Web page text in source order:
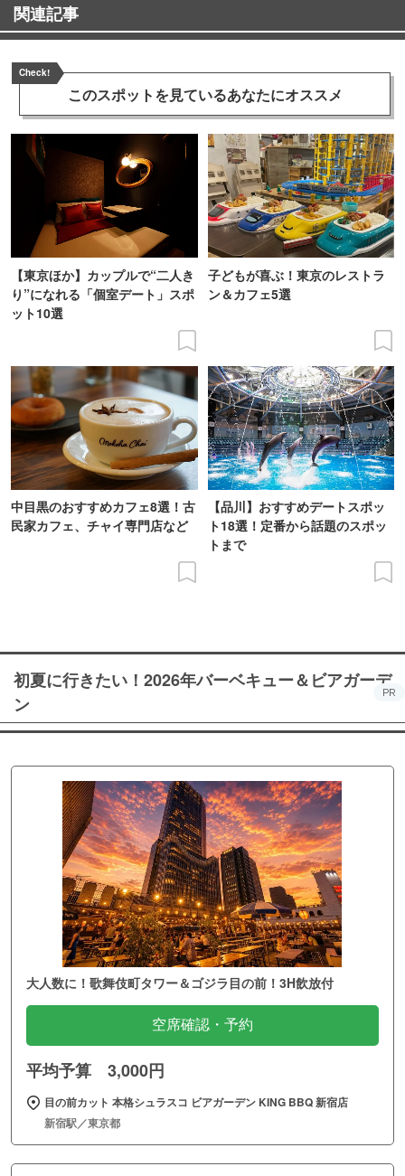
関連記事
Check!
このスポットを見ているあなたにオススメ
【東京ほか】カップルで“二人き
り”になれる「個室デート」スポ
ット10選
子どもが喜ぶ！東京のレストラ
ン＆カフェ5選
中目黒のおすすめカフェ8選！古
民家カフェ、チャイ専門店など
【品川】おすすめデートスポッ
ト18選！定番から話題のスポッ
トまで
初夏に行きたい！2026年バーベキュー＆ビアガーデ
ン
PR
大人数に！歌舞伎町タワー＆ゴジラ目の前！3H飲放付
空席確認・予約
平均予算 3,000円
目の前カット 本格シュラスコ ビアガーデン KING BBQ 新宿店
新宿駅／東京都